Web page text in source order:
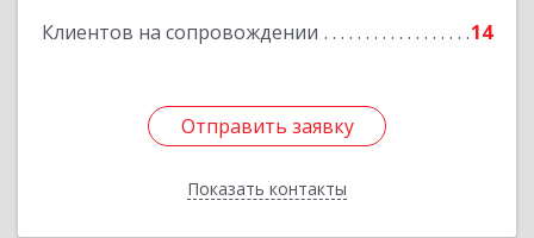
Клиентов на сопровождении 14
Отправить заявку
Показать контакты
Отправить заявку
Назад